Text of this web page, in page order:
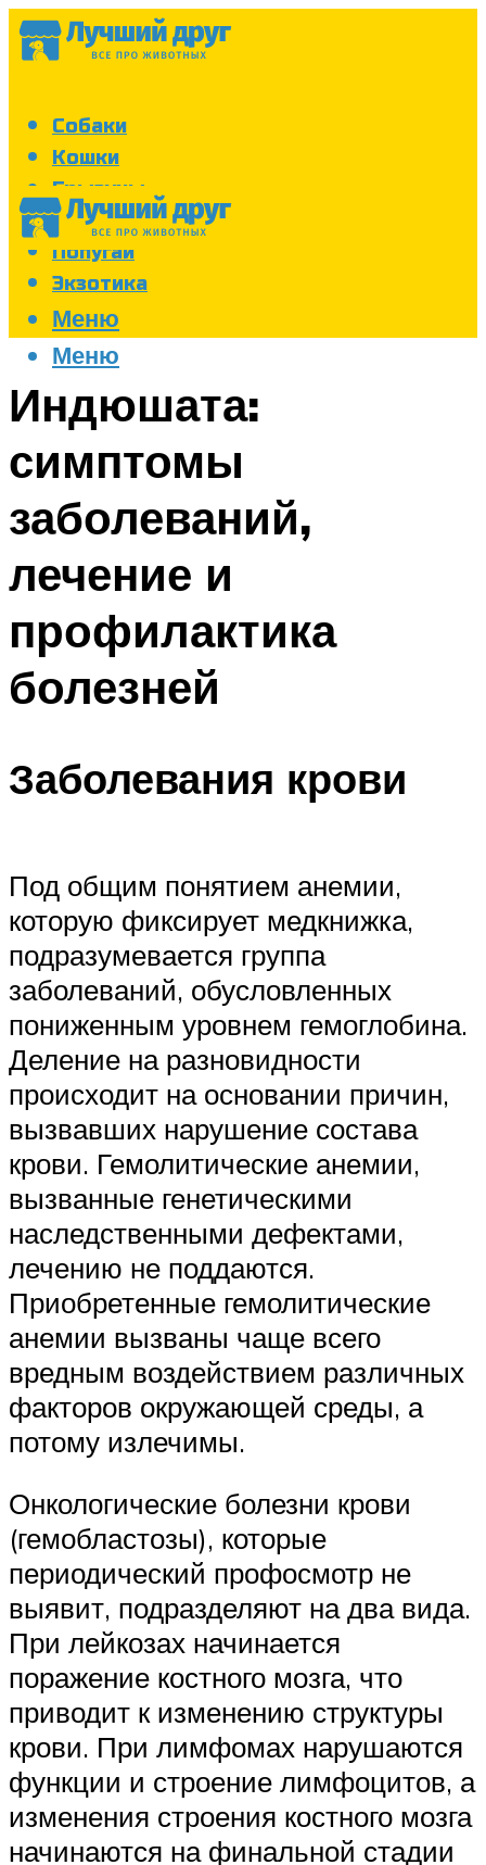
Собаки
Кошки
Грызуны
Аквариум
Попугаи
Экзотика
Меню
Меню
Индюшата:
симптомы
заболеваний,
лечение и
профилактика
болезней
Заболевания крови
Под общим понятием анемии,
которую фиксирует медкнижка,
подразумевается группа
заболеваний, обусловленных
пониженным уровнем гемоглобина.
Деление на разновидности
происходит на основании причин,
вызвавших нарушение состава
крови. Гемолитические анемии,
вызванные генетическими
наследственными дефектами,
лечению не поддаются.
Приобретенные гемолитические
анемии вызваны чаще всего
вредным воздействием различных
факторов окружающей среды, а
потому излечимы.
Онкологические болезни крови
(гемобластозы), которые
периодический профосмотр не
выявит, подразделяют на два вида.
При лейкозах начинается
поражение костного мозга, что
приводит к изменению структуры
крови. При лимфомах нарушаются
функции и строение лимфоцитов, а
изменения строения костного мозга
начинаются на финальной стадии